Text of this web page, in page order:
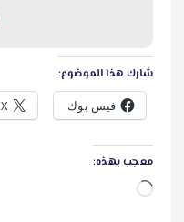
شارك هذا الموضوع:
فيس بوك X
معجب بهذه:
ج